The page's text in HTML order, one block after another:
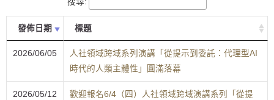
發佈日期 標題
2026/06/05
人社領域跨域系列演講「從提示到委託：代理型AI
時代的人類主體性」圓滿落幕
2026/05/12
歡迎報名6/4（四）人社領域跨域演講系列「從提